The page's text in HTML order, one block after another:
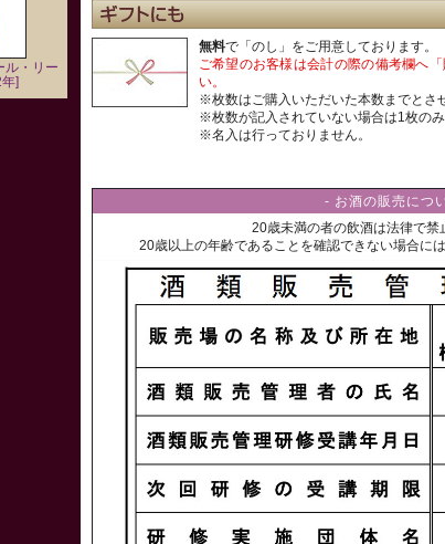
ル・リー
]
無料で「のし」をご用意しております。
ご希望のお客様は会計の際の備考欄へ
い。
※枚数はご購入いただいた本数までとさ
※枚数が記入されていない場合は1枚のみ
※名入は行っておりません。
- お酒の販売につ
20歳未満の者の飲酒は法律で禁
20歳以上の年齢であることを確認できない場合に